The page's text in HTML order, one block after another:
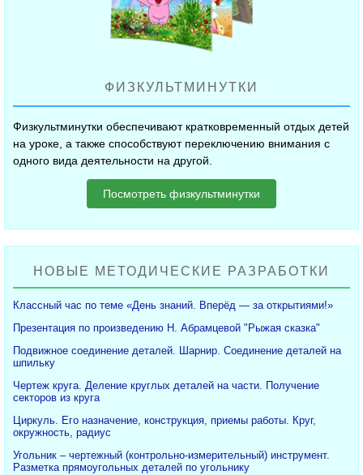
ФИЗКУЛЬТМИНУТКИ
Физкультминутки обеспечивают кратковременный отдых детей
на уроке, а также способствуют переключению внимания с
одного вида деятельности на другой.
Посмотреть физкультминутки
НОВЫЕ МЕТОДИЧЕСКИЕ РАЗРАБОТКИ
Классный час по теме «День знаний. Вперёд — за открытиями!»
Презентация по произведению Н. Абрамцевой "Рыжая сказка"
Подвижное соединение деталей. Шарнир. Соединение деталей на
шпильку
Чертеж круга. Деление круглых деталей на части. Получение
секторов из круга
Циркуль. Его назначение, конструкция, приемы работы. Круг,
окружность, радиус
Угольник – чертежный (контрольно-измерительный) инструмент.
Разметка прямоугольных деталей по угольнику